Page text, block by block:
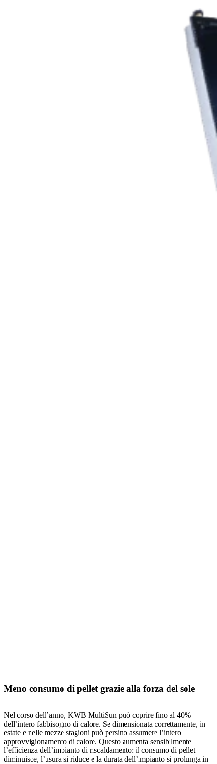
Meno consumo di pellet grazie alla forza del sole
Nel corso dell’anno, KWB MultiSun può coprire fino al 40%
dell’intero fabbisogno di calore. Se dimensionata correttamente, in
estate e nelle mezze stagioni può persino assumere l’intero
approvvigionamento di calore. Questo aumenta sensibilmente
l’efficienza dell’impianto di riscaldamento: il consumo di pellet
diminuisce, l’usura si riduce e la durata dell’impianto si prolunga in